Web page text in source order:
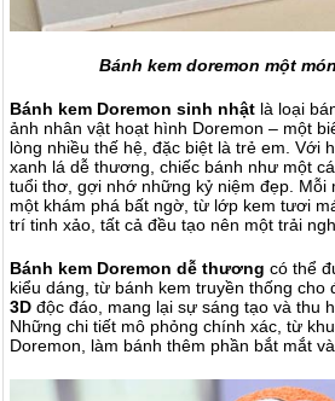
Bánh kem doremon một
Bánh kem Doremon sinh nhật là loại
ảnh nhân vật hoạt hình Doremon – một
lòng nhiều thế hệ, đặc biệt là trẻ em. Với
xanh lá dễ thương, chiếc bánh như một
tuổi thơ, gợi nhớ những kỷ niệm đẹp. Mỗi
một khám phá bất ngờ, từ lớp kem tươi
trí tinh xảo, tất cả đều tạo nên một trải
Bánh kem Doremon dễ thương có thể
kiểu dáng, từ bánh kem truyền thống cho
3D độc đáo, mang lại sự sáng tạo và thu
Những chi tiết mô phỏng chính xác, từ
Doremon, làm bánh thêm phần bắt mắt